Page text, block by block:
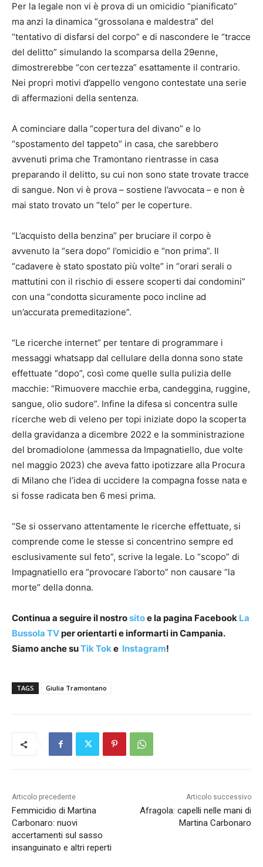
Per la legale non vi è prova di un omicidio “pianificato”
ma anzi la dinamica “grossolana e maldestra” del
“tentativo di disfarsi del corpo” e di nascondere le “tracce
del delitto” simulando la scomparsa della 29enne,
dimostrerebbe “con certezza” esattamente il contrario.
Nei propri motivi d’appello vengono contestate una serie
di affermazioni della sentenza.
A cominciare dalla “copertura del divano” e lo
“spostamento del tappeto” in casa, che sarebbero
avvenuti prima che Tramontano rientrasse in casa
preparando il delitto, su cui non sono state trovate tracce
di sangue. Non vi è prova – sostiene l’avvocata – e non è
mai stato trovato un “telo” per le coperture.
“L’acquisto della benzina” per bruciare il corpo è
avvenuto la “sera dopo” l’omicidio e “non prima”. Il
“cadavere è stato spostato più volte” in “orari serali o
mattutini con il rischio di essere scoperti dai condomini”
con una “condotta sicuramente poco incline ad
un’accurata premeditazione”.
“Le ricerche internet” per tentare di programmare i
messaggi whatsapp dal cellulare della donna sono state
effettuate “dopo”, così come quelle sulla pulizia delle
macchie: “Rimuovere macchie erba, candeggina, ruggine,
sangue, olio sudore”. Infine la difesa si concentra sulle
ricerche web di veleno per topi iniziate dopo la scoperta
della gravidanza a dicembre 2022 e la somministrazione
del bromadiolone (ammessa da Impagnatiello, due volte
nel maggio 2023) che aveva fatto ipotizzare alla Procura
di Milano che l’idea di uccidere la compagna fosse nata e
si fosse radicata ben 6 mesi prima.
“Se si osservano attentamente le ricerche effettuate, si
comprende come le stesse si concentrino sempre ed
esclusivamente sul feto”, scrive la legale. Lo “scopo” di
Impagnatiello era “provocare l’aborto” non causare “la
morte” della donna.
Continua a seguire il nostrositoe la pagina Facebook La
Bussola TVper orientarti e informarti in Campania.
Siamo anche suTik Toke Instagram!
TAGS Giulia Tramontano
Articolo precedente
Femmicidio di Martina
Carbonaro: nuovi
accertamenti sul sasso
insanguinato e altri reperti
Articolo successivo
Afragola: capelli nelle mani di
Martina Carbonaro